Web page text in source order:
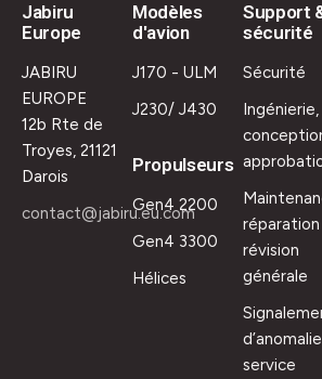
Jabiru
Europe
JABIRU
EUROPE
12b Rte de
Troyes, 21121
Darois
contact@jabiru.eu.com
Modèles
d'avion
J170 - ULM
J230/ J430
Propulseurs
Gen4 2200
Gen4 3300
Hélices
Support
sécurité
Sécurité
Ingénierie,
révision
générale
service